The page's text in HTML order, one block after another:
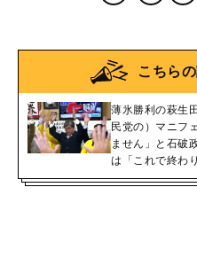
こちら
薄氷勝利の萩生
民党の）マニフ
ません」と石破
は「これで終わ